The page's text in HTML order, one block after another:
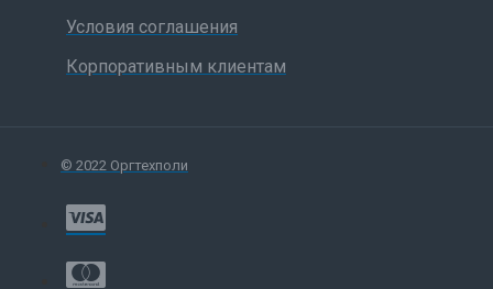
Условия соглашения
Корпоративным клиентам
© 2022 Оргтехполи